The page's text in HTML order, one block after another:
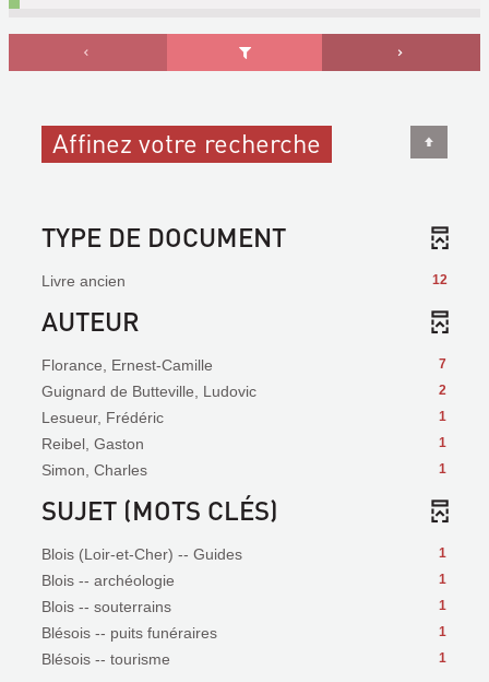
Affinez votre recherche
TYPE DE DOCUMENT
12
Livre ancien
AUTEUR
7
Florance, Ernest-Camille
2
Guignard de Butteville, Ludovic
1
Lesueur, Frédéric
1
Reibel, Gaston
1
Simon, Charles
SUJET (MOTS CLÉS)
1
Blois (Loir-et-Cher) -- Guides
1
Blois -- archéologie
1
Blois -- souterrains
1
Blésois -- puits funéraires
1
Blésois -- tourisme